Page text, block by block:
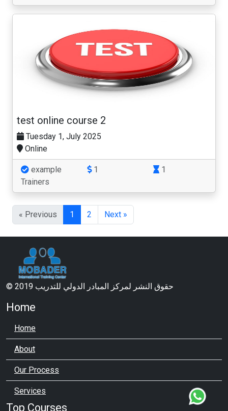
test online course 2
Tuesday 1, July 2025
Online
example
Trainers
1 1
« Previous 1 2 Next »
© 2019 حقوق النشر لمركز المبادر الدولي للتدريب
Home
Home
About
Our Process
Services
Top Courses